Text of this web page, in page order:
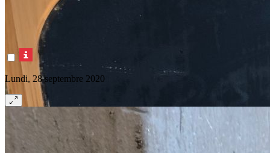
Lundi, 28 septembre 2020